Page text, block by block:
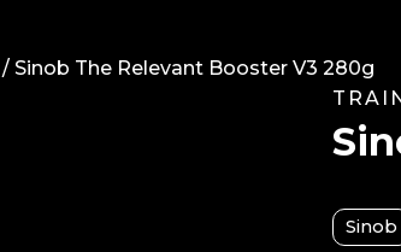
/ Sinob The Relevant Booster V3 280g
Sinob